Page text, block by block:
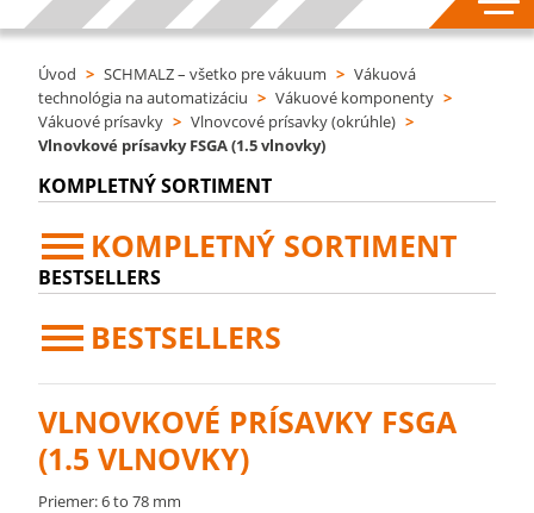
Úvod > SCHMALZ – všetko pre vákuum > Vákuová
technológia na automatizáciu > Vákuové komponenty >
Vákuové prísavky > Vlnovcové prísavky (okrúhle) >
Vlnovkové prísavky FSGA (1.5 vlnovky)
KOMPLETNÝ SORTIMENT
KOMPLETNÝ SORTIMENT
BESTSELLERS
BESTSELLERS
VLNOVKOVÉ PRÍSAVKY FSGA
(1.5 VLNOVKY)
Priemer: 6 to 78 mm